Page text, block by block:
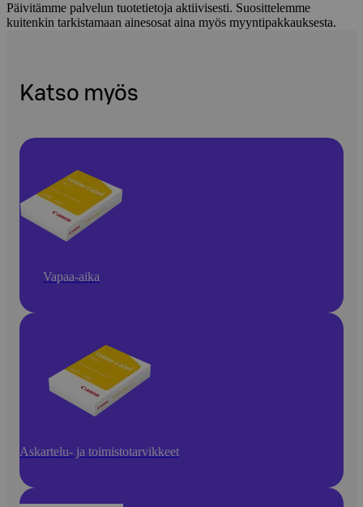
Päivitämme palvelun tuotetietoja aktiivisesti. Suosittelemme
kuitenkin tarkistamaan ainesosat aina myös myyntipakkauksesta.
Katso myös
Vapaa-aika
Askartelu- ja toimistotarvikkeet